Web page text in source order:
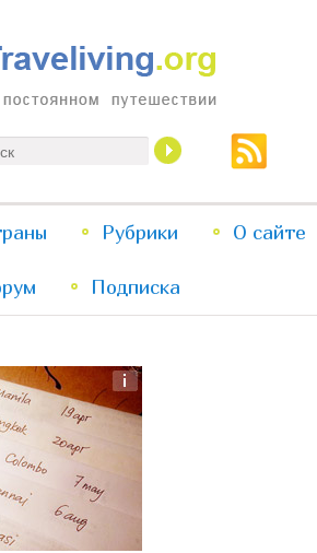
Перейти
к
содержимому
Перейти
к
содержимому
Рубрики О сайте
Подписка